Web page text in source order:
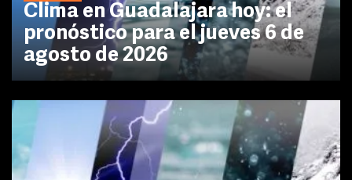
Clima en Guadalajara hoy: el
pronóstico para el jueves 6 de
agosto de 2026